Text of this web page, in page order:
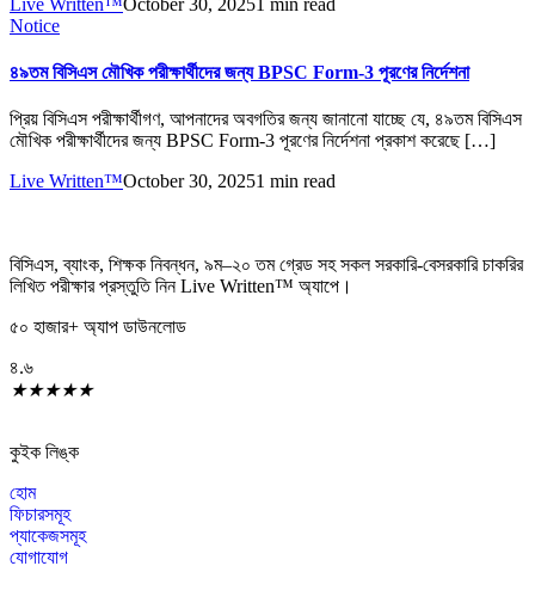
Notice
৪৯তম বিসিএস মৌখিক পরীক্ষার্থীদের জন্য BPSC Form-3 পূরণের নির্দেশনা
প্রিয় বিসিএস পরীক্ষার্থীগণ, আপনাদের অবগতির জন্য জানানো যাচ্ছে যে, ৪৯তম বিসিএস
মৌখিক পরীক্ষার্থীদের জন্য BPSC Form-3 পূরণের নির্দেশনা প্রকাশ করেছে […]
Live Written™October 30, 20251 min read
বিসিএস,ব্যাংক, শিক্ষক নিবন্ধন, ৯ম–২০ তম গ্রেড সহ সকল সরকারি-বেসরকারি চাকরির
লিখিত পরীক্ষার প্রস্তুতি নিন Live Written™ অ্যাপে।
৫০ হাজার+ অ্যাপ ডাউনলোড
৪.৬
★★★★★
কুইক লিঙ্ক
হোম
ফিচারসমূহ
প্যাকেজসমূহ
যোগাযোগ